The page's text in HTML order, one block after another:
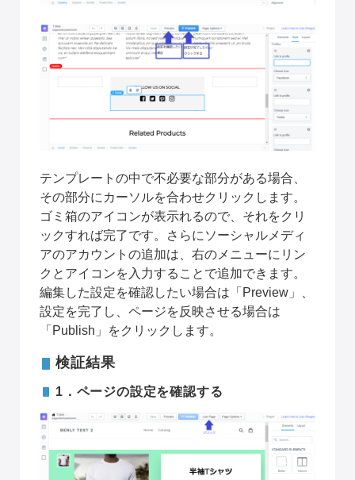
テンプレートの中で不必要な部分がある場合、
その部分にカーソルを合わせクリックします。
ゴミ箱のアイコンが表示れるので、それをクリ
ックすれば完了です。さらにソーシャルメディ
アのアカウントの追加は、右のメニューにリン
クとアイコンを入力することで追加できます。
編集した設定を確認したい場合は「Preview」、
設定を完了し、ページを反映させる場合は
「Publish」をクリックします。
検証結果
1．ページの設定を確認する